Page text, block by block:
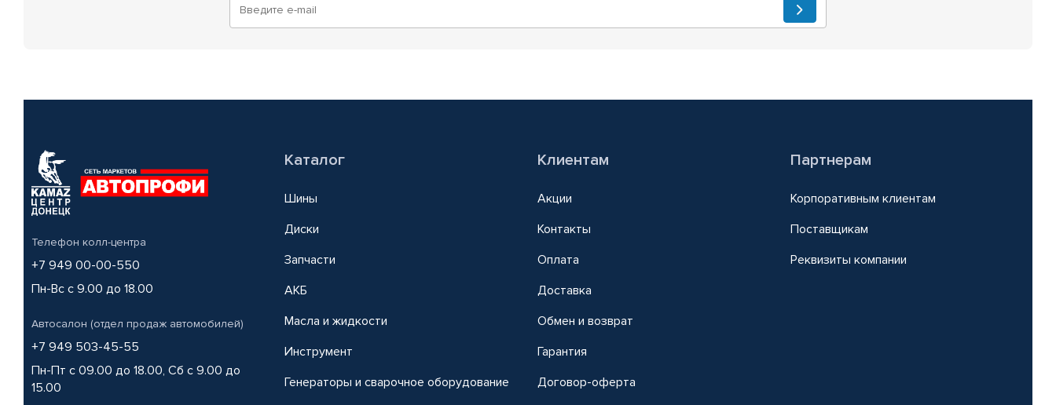
Телефон колл-центра
+7 949 00-00-550
Пн-Вс с 9.00 до 18.00
Автосалон (отдел продаж автомобилей)
+7 949 503-45-55
Пн-Пт с 09.00 до 18.00, Сб с 9.00 до
15.00
Каталог
Шины
Диски
Запчасти
АКБ
Масла и жидкости
Инструмент
Генераторы и сварочное оборудование
Клиентам
Акции
Контакты
Оплата
Доставка
Обмен и возврат
Гарантия
Договор-оферта
Партнерам
Корпоративным клиентам
Поставщикам
Реквизиты компании